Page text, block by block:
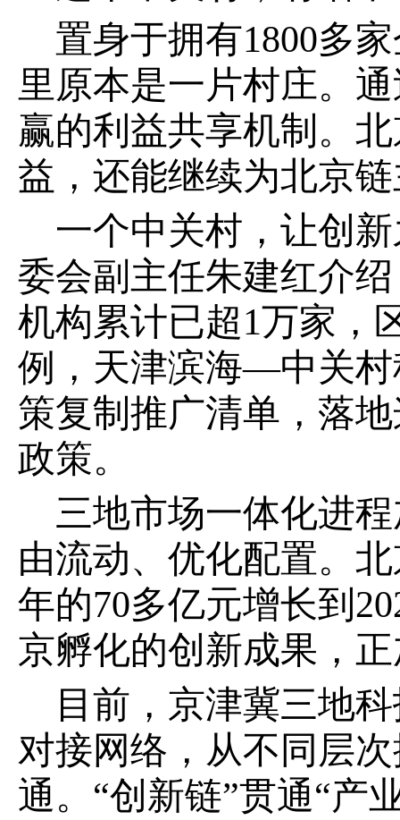
置身于拥有1800多
里原本是一片村庄。
赢的利益共享机制。
益，还能继续为北京
一个中关村，让创
委会副主任朱建红介
机构累计已超1万家，
例，天津滨海—中关村
策复制推广清单，落
政策。
三地市场一体化进
由流动、优化配置。
年的70多亿元增长到
京孵化的创新成果，
目前，京津冀三地
对接网络，从不同层
通。“创新链”贯通“产